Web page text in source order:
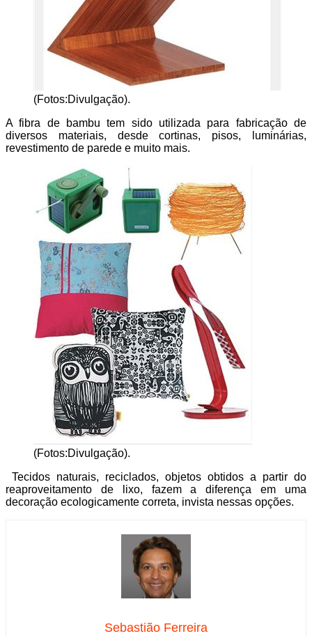
(Fotos:Divulgação).
A fibra de bambu tem sido utilizada para fabricação de
diversos materiais, desde cortinas, pisos, luminárias,
revestimento de parede e muito mais.
(Fotos:Divulgação).
Tecidos naturais, reciclados, objetos obtidos a partir do
reaproveitamento de lixo, fazem a diferença em uma
decoração ecologicamente correta, invista nessas opções.
Sebastião Ferreira